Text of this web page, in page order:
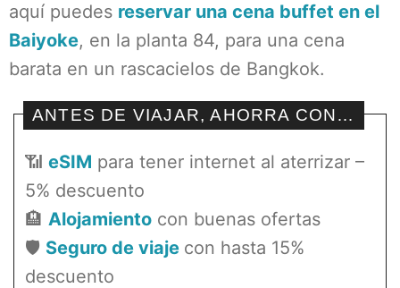
aquí puedes reservar una cena buffet en el
Baiyoke, en la planta 84, para una cena
barata en un rascacielos de Bangkok.
ANTES DE VIAJAR, AHORRA CON…
📶 eSIM para tener internet al aterrizar –
5% descuento
🏨 Alojamiento con buenas ofertas
🛡️ Seguro de viaje con hasta 15%
descuento